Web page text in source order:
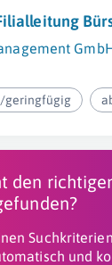
geringfügig
den
und